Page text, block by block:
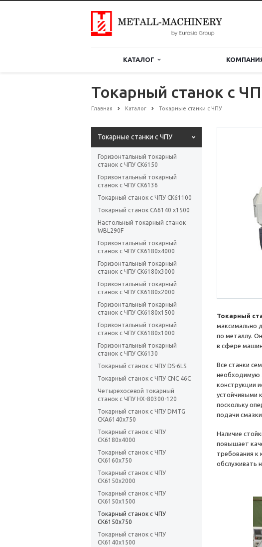
КАТАЛОГ
Токарный станок с
Главная Каталог Токарные станки с ЧПУ
Токарные станки с ЧПУ
Горизонтальный токарный
станок с ЧПУ CK6150
Горизонтальный токарный
станок с ЧПУ CK6136
Токарный станок с ЧПУ СК61100
Токарный станок CA6140 x1500
Настольный токарный станок
WBL290F
Горизонтальный токарный
станок с ЧПУ CK6180х4000
Горизонтальный токарный
станок с ЧПУ CK6180х3000
Горизонтальный токарный
станок с ЧПУ CK6180х2000
Горизонтальный токарный
станок с ЧПУ CK6180х1500
Горизонтальный токарный
станок с ЧПУ CK6180х1000
Горизонтальный токарный
станок с ЧПУ CK6130
Токарный станок с ЧПУ DS-6LS
Токарный станок с ЧПУ CNC 46C
Четырехосевой токарный
станок с ЧПУ HX-80300-120
Токарный станок с ЧПУ DMTG
CKA6140х750
Токарный станок с ЧПУ
CK6180х4000
Токарный станок с ЧПУ
CK6160х750
Токарный станок с ЧПУ
CK6150х2000
Токарный станок с ЧПУ
CK6150x1500
Токарный станок с ЧПУ
CK6150х750
Токарный станок с ЧПУ
CK6140х1500
Токарный
максимально
по металлу.
в сфере
Все станки
необходимую
конструкции
устойчивыми
поскольку
подачи
Наличие
повышает
требования к
обслуживать